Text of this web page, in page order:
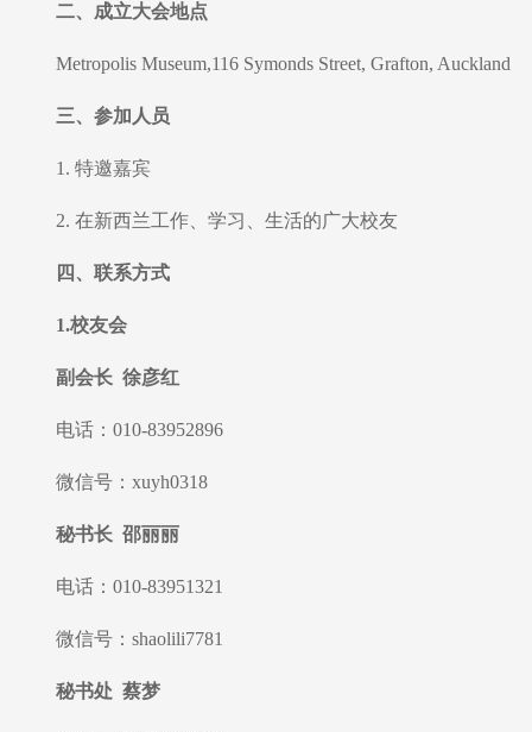
二、成立大会地点
Metropolis Museum,116 Symonds Street, Grafton, Auckland
三、参加人员
1. 特邀嘉宾
2. 在新西兰工作、学习、生活的广大校友
四、联系方式
1.校友会
副会长 徐彦红
电话：010-83952896
微信号：xuyh0318
秘书长 邵丽丽
电话：010-83951321
微信号：shaolili7781
秘书处 蔡梦